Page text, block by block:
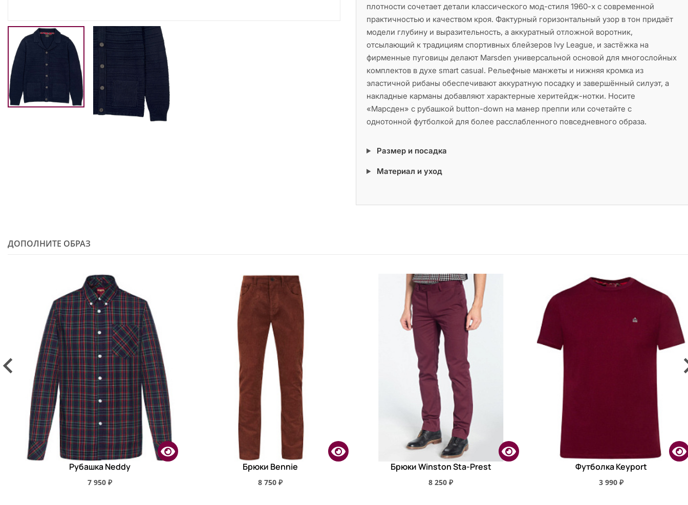
плотности сочетает детали классического мод-стиля 1960-х с современной
практичностью и качеством кроя. Фактурный горизонтальный узор в тон придаёт
модели глубину и выразительность, а аккуратный отложной воротник,
отсылающий к традициям спортивных блейзеров Ivy League, и застёжка на
фирменные пуговицы делают Marsden универсальной основой для многослойных
комплектов в духе smart casual. Рельефные манжеты и нижняя кромка из
эластичной рибаны обеспечивают аккуратную посадку и завершённый силуэт, а
накладные карманы добавляют характерные херитейдж-нотки. Носите
«Марсден» с рубашкой button-down на манер преппи или сочетайте с
однотонной футболкой для более расслабленного повседневного образа.
Размер и посадка
Материал и уход
ДОПОЛНИТЕ ОБРАЗ
Рубашка Neddy
7 950 ₽
Брюки Bennie
8 750 ₽
Брюки Winston Sta-Prest
8 250 ₽
Футболка Keyport
3 990 ₽